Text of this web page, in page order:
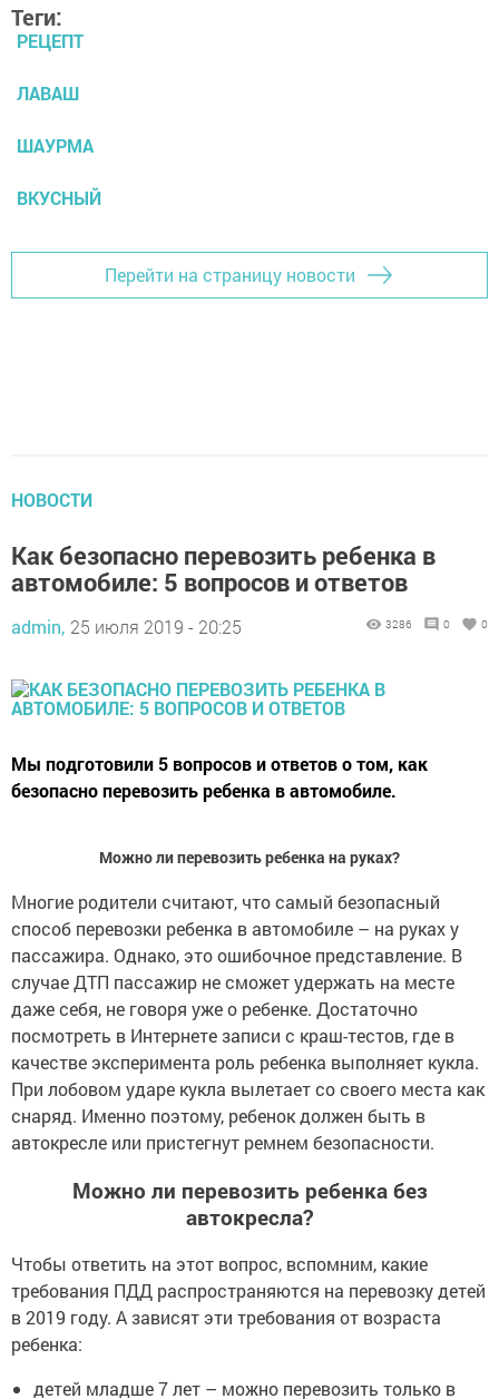
Теги:
РЕЦЕПТ
ЛАВАШ
ШАУРМА
ВКУСНЫЙ
Перейти на страницу новости
НОВОСТИ
Как безопасно перевозить ребенка в
автомобиле: 5 вопросов и ответов
admin, 25 июля 2019 - 20:25 3286 0 0
Мы подготовили 5 вопросов и ответов о том, как
безопасно перевозить ребенка в автомобиле.
Можно ли перевозить ребенка на руках?
Многие родители считают, что самый безопасный
способ перевозки ребенка в автомобиле – на руках у
пассажира. Однако, это ошибочное представление. В
случае ДТП пассажир не сможет удержать на месте
даже себя, не говоря уже о ребенке. Достаточно
посмотреть в Интернете записи с краш-тестов, где в
качестве эксперимента роль ребенка выполняет кукла.
При лобовом ударе кукла вылетает со своего места как
снаряд. Именно поэтому, ребенок должен быть в
автокресле или пристегнут ремнем безопасности.
Можно ли перевозить ребенка без
автокресла?
Чтобы ответить на этот вопрос, вспомним, какие
требования ПДД распространяются на перевозку детей
в 2019 году. А зависят эти требования от возраста
ребенка:
детей младше 7 лет – можно перевозить только в